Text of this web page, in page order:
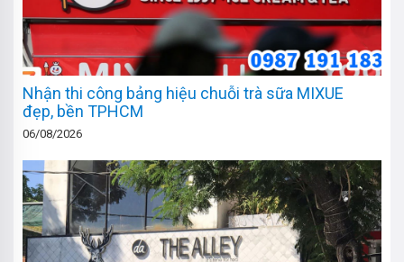
Nhận thi công bảng hiệu chuỗi trà sữa MIXUE
đẹp, bền TPHCM
06/08/2026